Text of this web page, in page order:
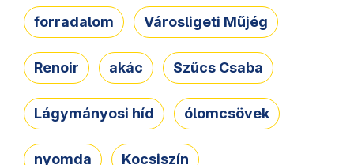
forradalom Városligeti Műjég
Renoir akác Szűcs Csaba
Lágymányosi híd ólomcsövek
nyomda Kocsiszín